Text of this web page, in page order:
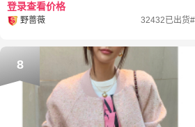
登录查看价格
野蔷薇 32432已出货#
8